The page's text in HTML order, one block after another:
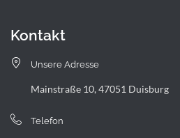
Kontakt
Unsere Adresse
Mainstraße 10, 47051 Duisburg
Telefon